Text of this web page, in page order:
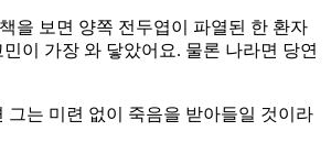
을 보면 양쪽 전두엽이 파열된 한 환자
이 가장 와 닿았어요. 물론 나라면 당연
는 미련 없이 죽음을 받아들일 것이라